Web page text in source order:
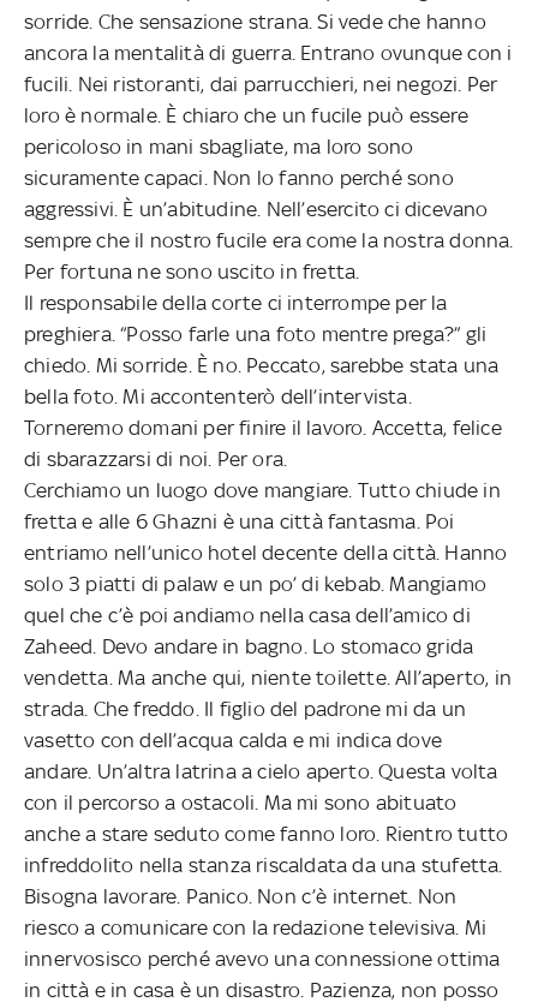
sorride. Che sensazione strana. Si vede che hanno
ancora la mentalità di guerra. Entrano ovunque con i
fucili. Nei ristoranti, dai parrucchieri, nei negozi. Per
loro è normale. È chiaro che un fucile può essere
pericoloso in mani sbagliate, ma loro sono
sicuramente capaci. Non lo fanno perché sono
aggressivi. È un’abitudine. Nell’esercito ci dicevano
sempre che il nostro fucile era come la nostra donna.
Per fortuna ne sono uscito in fretta.
Il responsabile della corte ci interrompe per la
preghiera. “Posso farle una foto mentre prega?” gli
chiedo. Mi sorride. È no. Peccato, sarebbe stata una
bella foto. Mi accontenterò dell’intervista.
Torneremo domani per finire il lavoro. Accetta, felice
di sbarazzarsi di noi. Per ora.
Cerchiamo un luogo dove mangiare. Tutto chiude in
fretta e alle 6 Ghazni è una città fantasma. Poi
entriamo nell’unico hotel decente della città. Hanno
solo 3 piatti di palaw e un po’ di kebab. Mangiamo
quel che c’è poi andiamo nella casa dell’amico di
Zaheed. Devo andare in bagno. Lo stomaco grida
vendetta. Ma anche qui, niente toilette. All’aperto, in
strada. Che freddo. Il figlio del padrone mi da un
vasetto con dell’acqua calda e mi indica dove
andare. Un’altra latrina a cielo aperto. Questa volta
con il percorso a ostacoli. Ma mi sono abituato
anche a stare seduto come fanno loro. Rientro tutto
infreddolito nella stanza riscaldata da una stufetta.
Bisogna lavorare. Panico. Non c’è internet. Non
riesco a comunicare con la redazione televisiva. Mi
innervosisco perché avevo una connessione ottima
in città e in casa è un disastro. Pazienza, non posso